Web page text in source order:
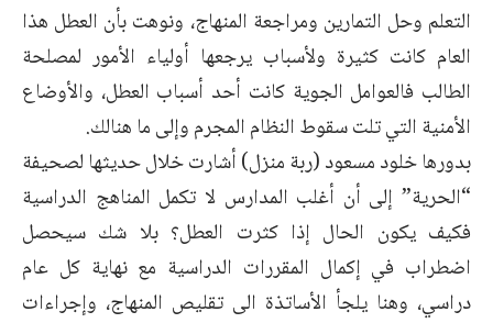
التعلم وحل التمارين ومراجعة المنهاج، ونوهت بأن العطل هذا
العام كانت كثيرة ولأسباب يرجعها أولياء الأمور لمصلحة
الطالب فالعوامل الجوية كانت أحد أسباب العطل، والأوضاع
الأمنية التي تلت سقوط النظام المجرم وإلى ما هنالك.
بدورها خلود مسعود (ربة منزل) أشارت خلال حديثها لصحيفة
“الحرية” إلى أن أغلب المدارس لا تكمل المناهج الدراسية
فكيف يكون الحال إذا كثرت العطل؟ بلا شك سيحصل
اضطراب في إكمال المقررات الدراسية مع نهاية كل عام
دراسي، وهنا يلجأ الأساتذة الى تقليص المنهاج، وإجراءات